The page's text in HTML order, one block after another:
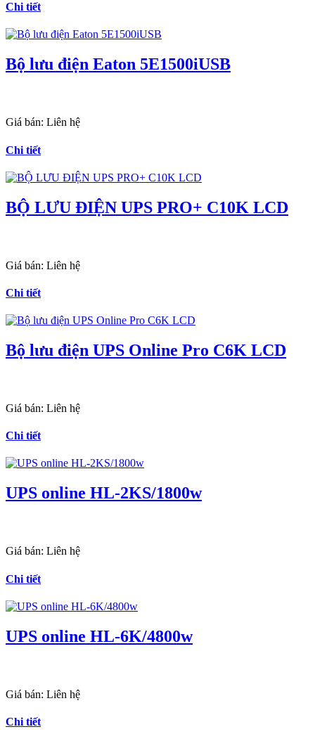
Chi tiết
Bộ lưu điện Eaton 5E1500iUSB
Giá bán: Liên hệ
Chi tiết
BỘ LƯU ĐIỆN UPS PRO+ C10K LCD
Giá bán: Liên hệ
Chi tiết
Bộ lưu điện UPS Online Pro C6K LCD
Giá bán: Liên hệ
Chi tiết
UPS online HL-2KS/1800w
Giá bán: Liên hệ
Chi tiết
UPS online HL-6K/4800w
Giá bán: Liên hệ
Chi tiết